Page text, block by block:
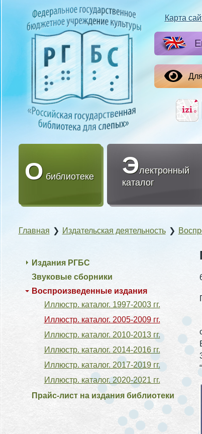
Карта
О библиотеке Электронный
каталог
Главная ❯ Издательская деятельность ❯
Издания РГБС
Звуковые сборники
Воспроизведенные издания
Иллюстр. каталог. 1997-2003 гг.
Иллюстр. каталог. 2005-2009 гг.
Иллюстр. каталог. 2010-2013 гг.
Иллюстр. каталог. 2014-2016 гг.
Иллюстр. каталог. 2017-2019 гг.
Иллюстр. каталог. 2020-2021 гг.
Прайс-лист на издания библиотеки